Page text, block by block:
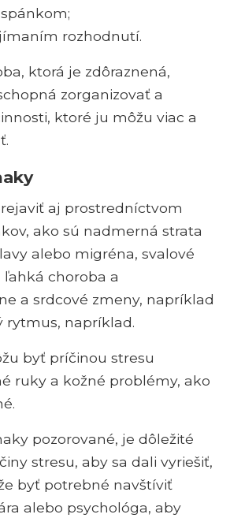
rozhodnutí.
ktorá je zdôraznená,
zorganizovať a
ktoré ju môžu viac a
aj prostredníctvom
ako sú nadmerná strata
alebo migréna, svalové
ľahká choroba a
a srdcové zmeny, napríklad
rytmus, napríklad.
byť príčinou stresu
ruky a kožné problémy, ako
pozorované, je dôležité
stresu, aby sa dali vyriešiť,
byť potrebné navštíviť
alebo psychológa, aby